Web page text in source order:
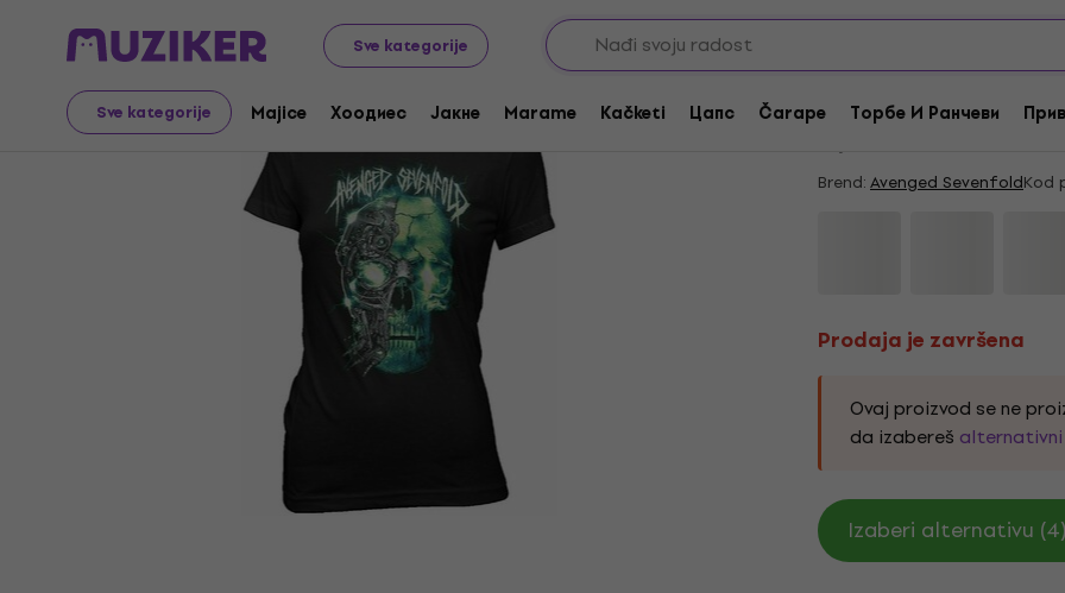
Sve kategorije
Sve kategorije Majice Хоодиес Јакне Marame Kačketi Цапс Čarape Торбе И Ранчеви
Merch Music Merch
Prodaja je završena
Prodaja je završena
Avenged Sevenfold
Brend:Avenged SevenfoldKod
Prodaja je završena
Ovaj proizvod se ne
da izabereš
Izaberi alternativu (4)